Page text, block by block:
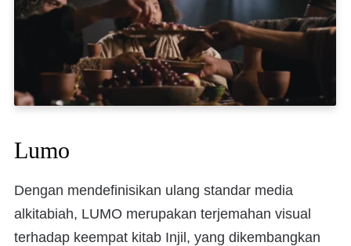
Lumo
Dengan mendefinisikan ulang standar media
alkitabiah, LUMO merupakan terjemahan visual
terhadap keempat kitab Injil, yang dikembangkan